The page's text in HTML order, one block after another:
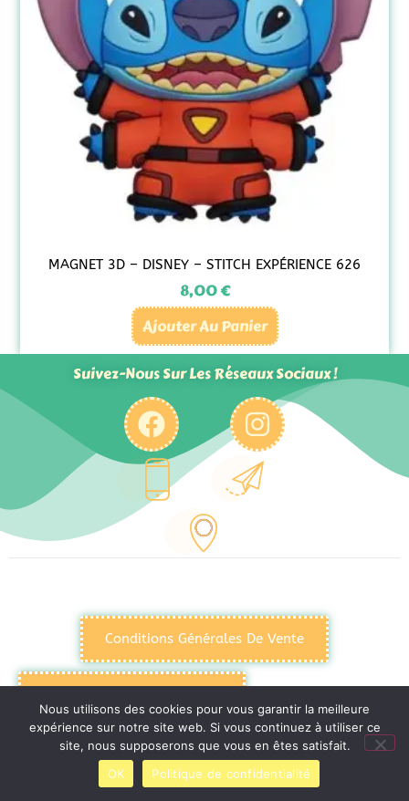
MAGNET 3D – DISNEY – STITCH EXPÉRIENCE 626
8,00€
Ajouter Au Panier
Suivez-Nous Sur Les Réseaux Sociaux !
Conditions Générales De Vente
Mentions Légales
Nous utilisons des cookies pour vous garantir la meilleure
expérience sur notre site web. Si vous continuez à utiliser ce
site, nous supposerons que vous en êtes satisfait.
OK
Politique de confidentialité